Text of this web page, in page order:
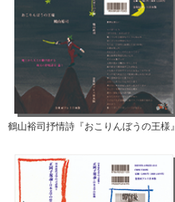
鶴山裕司抒情詩『おこりんぼうの王様』